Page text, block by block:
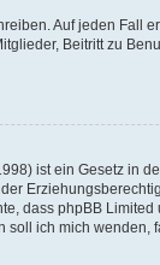
Auf jeden Fall
Beitritt zu
ist ein Gesetz in
dass phpBB
soll ich mich wenden,